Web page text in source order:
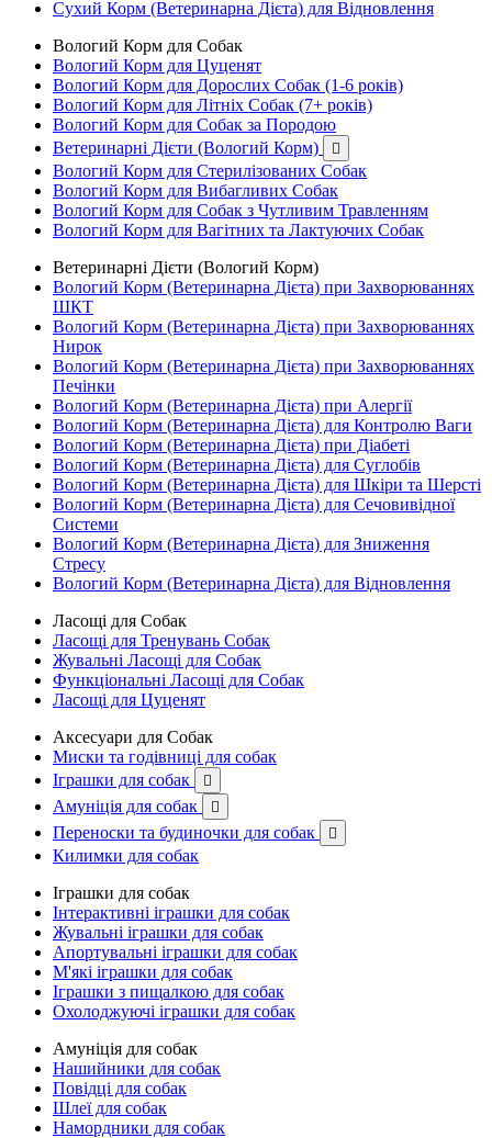
Сухий Корм (Ветеринарна Дієта) для Відновлення
Вологий Корм для Собак
Вологий Корм для Цуценят
Вологий Корм для Дорослих Собак (1-6 років)
Вологий Корм для Літніх Собак (7+ років)
Вологий Корм для Собак за Породою
Ветеринарні Дієти (Вологий Корм)

Вологий Корм для Стерилізованих Собак
Вологий Корм для Вибагливих Собак
Вологий Корм для Собак з Чутливим Травленням
Вологий Корм для Вагітних та Лактуючих Собак
Ветеринарні Дієти (Вологий Корм)
Вологий Корм (Ветеринарна Дієта) при Захворюваннях
ШКТ
Вологий Корм (Ветеринарна Дієта) при Захворюваннях
Нирок
Вологий Корм (Ветеринарна Дієта) при Захворюваннях
Печінки
Вологий Корм (Ветеринарна Дієта) при Алергії
Вологий Корм (Ветеринарна Дієта) для Контролю Ваги
Вологий Корм (Ветеринарна Дієта) при Діабеті
Вологий Корм (Ветеринарна Дієта) для Суглобів
Вологий Корм (Ветеринарна Дієта) для Шкіри та Шерсті
Вологий Корм (Ветеринарна Дієта) для Сечовивідної
Системи
Вологий Корм (Ветеринарна Дієта) для Зниження
Стресу
Вологий Корм (Ветеринарна Дієта) для Відновлення
Ласощі для Собак
Ласощі для Тренувань Собак
Жувальні Ласощі для Собак
Функціональні Ласощі для Собак
Ласощі для Цуценят
Аксесуари для Собак
Миски та годівниці для собак
Іграшки для собак

Амуніція для собак 
Переноски та будиночки для собак 
Килимки для собак
Іграшки для собак
Інтерактивні іграшки для собак
Жувальні іграшки для собак
Апортувальні іграшки для собак
М'які іграшки для собак
Іграшки з пищалкою для собак
Охолоджуючі іграшки для собак
Амуніція для собак
Нашийники для собак
Повідці для собак
Шлеї для собак
Намордники для собак